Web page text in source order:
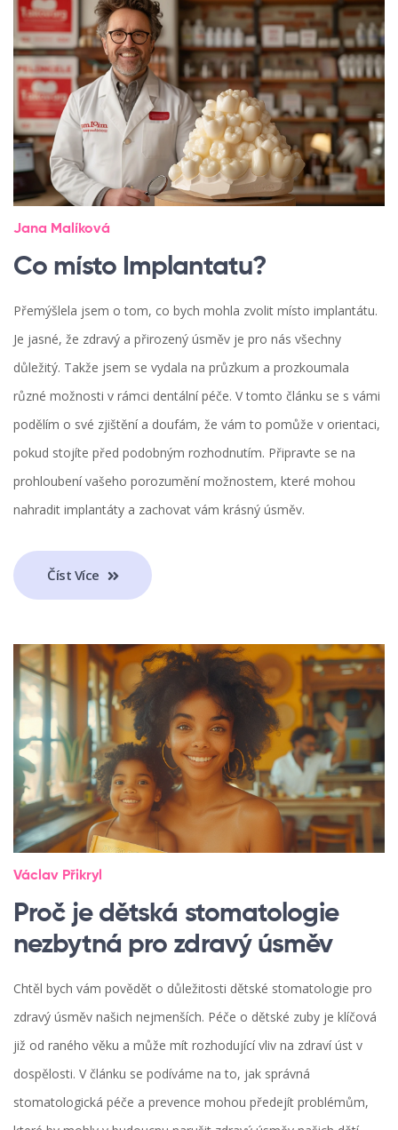
Jana Malíková
Co místo Implantatu?
Přemýšlela jsem o tom, co bych mohla zvolit místo implantátu.
Je jasné, že zdravý a přirozený úsměv je pro nás všechny
důležitý. Takže jsem se vydala na průzkum a prozkoumala
různé možnosti v rámci dentální péče. V tomto článku se s vámi
podělím o své zjištění a doufám, že vám to pomůže v orientaci,
pokud stojíte před podobným rozhodnutím. Připravte se na
prohloubení vašeho porozumění možnostem, které mohou
nahradit implantáty a zachovat vám krásný úsměv.
Číst Více
Václav Přikryl
Proč je dětská stomatologie
nezbytná pro zdravý úsměv
Chtěl bych vám povědět o důležitosti dětské stomatologie pro
zdravý úsměv našich nejmenších. Péče o dětské zuby je klíčová
již od raného věku a může mít rozhodující vliv na zdraví úst v
dospělosti. V článku se podíváme na to, jak správná
stomatologická péče a prevence mohou předejít problémům,